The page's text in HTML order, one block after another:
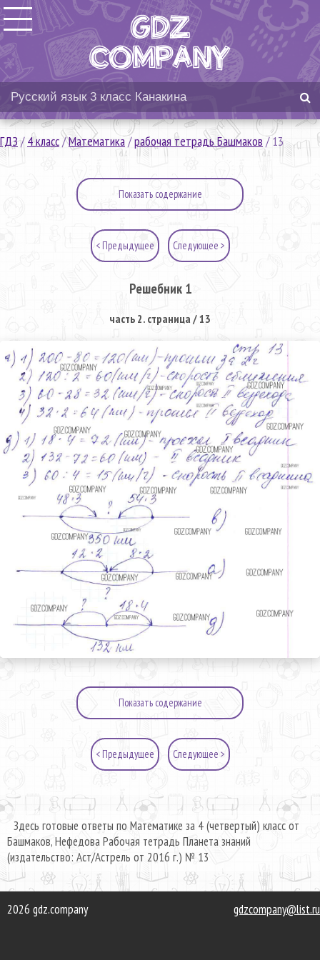
ГДЗ/4 класс/Математика/рабочая тетрадь Башмаков /13
Показать содержание
< Предыдущее Следующее >
Решебник 1
часть 2. страница / 13
Показать содержание
< Предыдущее Следующее >
Здесь готовые ответы по Математике за 4 (четвертый) класс от
Башмаков, Нефедова Рабочая тетрадь Планета знаний
(издательство: Аст/Астрель от 2016 г.) № 13
2026 gdz.company gdzcompany@list.ru